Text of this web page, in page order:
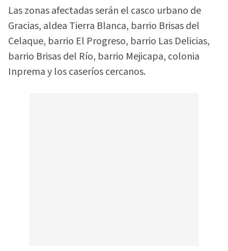
Las zonas afectadas serán el casco urbano de
Gracias, aldea Tierra Blanca, barrio Brisas del
Celaque, barrio El Progreso, barrio Las Delicias,
barrio Brisas del Río, barrio Mejicapa, colonia
Inprema y los caseríos cercanos.